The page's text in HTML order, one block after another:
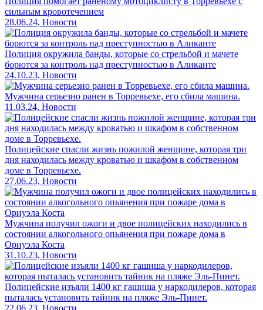
сильным кровотечением
28.06.24, Новости
Полиция окружила банды, которые со стрельбой и мачете
борются за контроль над преступностью в Аликанте
24.10.23, Новости
Мужчина серьезно ранен в Торревьехе, его сбила машина.
11.03.24, Новости
Полицейские спасли жизнь пожилой женщине, которая три
дня находилась между кроватью и шкафом в собственном
доме в Торревьехе.
27.06.23, Новости
Мужчина получил ожоги и двое полицейских находились в
состоянии алкогольного опьянения при пожаре дома в
Ориуэла Коста
31.10.23, Новости
Полицейские изъяли 1400 кг гашиша у наркодилеров, которая
пыталась установить тайник на пляже Эль-Пинет.
22.06.23, Новости